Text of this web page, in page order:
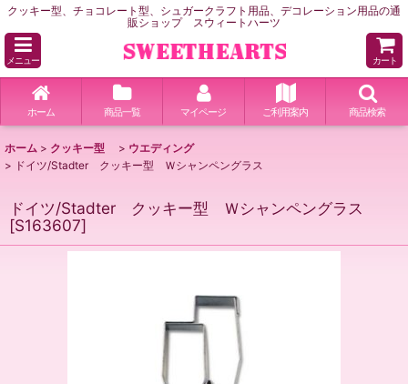
クッキー型、チョコレート型、シュガークラフト用品、デコレーション用品の通
販ショップ スウィートハーツ
メニュー カート
ホーム 商品一覧 マイページ ご利用案内 商品検索
ホーム > クッキー型 > ウエディング
> ドイツ/Stadter クッキー型 Ｗシャンペングラス
ドイツ/Stadter クッキー型 Ｗシャンペングラス
[S163607]